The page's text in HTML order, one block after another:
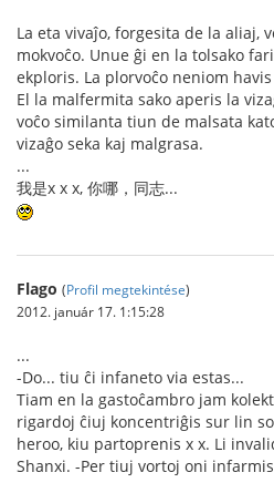
La eta vivaĵo, forgesita de la aliaj,
mokvoĉo. Unue ĝi en la tolsako
ekploris. La plorvoĉo neniom
El la malfermita sako aperis la
voĉo similanta tiun de malsata
vizaĝo seka kaj malgrasa.
...
我是x x x, 你哪，同志...
Flago (Profil megtekintése)
2012. január 17. 1:15:28
...
-Do... tiu ĉi infaneto via estas...
Tiam en la gastoĉambro jam
rigardoj ĉiuj koncentriĝis sur lin
heroo, kiu partoprenis x x. Li
Shanxi. -Per tiuj vortoj oni